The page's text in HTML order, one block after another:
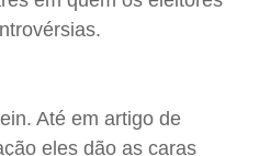
Até em artigo de
eles dão as caras